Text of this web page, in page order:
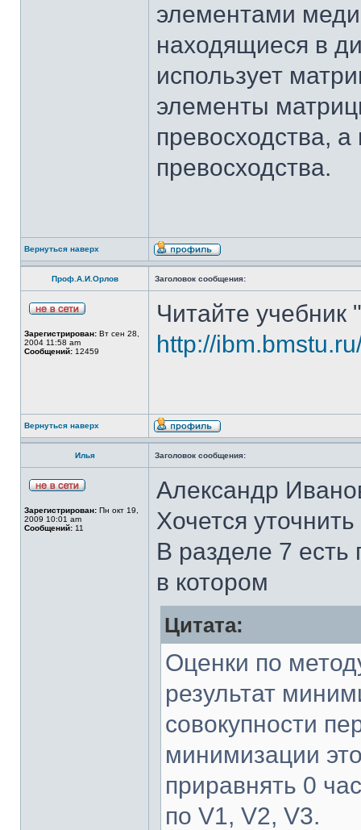
элементами
находящиеся в
использует
элементы
превосходства,
превосходства.
Вернуться наверх
Проф.А.И.Орлов Заголовок сообщения:
Зарегистрирован: Вт сен 28,
2004 11:58 am
Сообщений: 12459
Читайте учебник
http://
Вернуться наверх
Илья Заголовок сообщения:
Зарегистрирован: Пн окт 19,
2009 10:01 am
Сообщений: 11
Александр
Хочется
В разделе 7
в котором
Цитата:
Оценки по
результат
совокупности
минимизации
приравнять 0
по V1, V2, V3.